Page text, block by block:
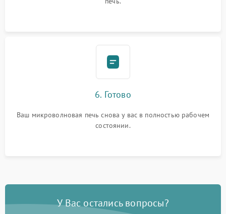
6. Готово
Ваш микроволновая печь снова у вас в полностью рабочем
состоянии.
У Вас остались вопросы?